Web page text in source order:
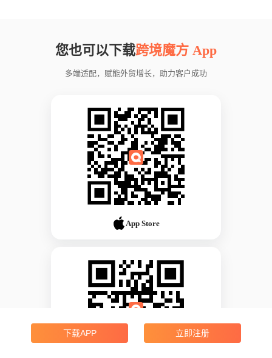
您也可以下载跨境魔方 App
多端适配，赋能外贸增长，助力客户成功
App Store
下载APP 立即注册